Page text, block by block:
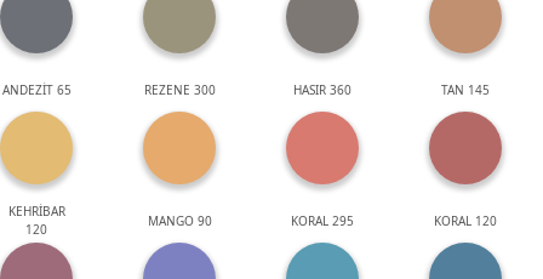
ANDEZİT 65 REZENE 300 HASIR 360 TAN 145
KEHRİBAR
120
MANGO 90 KORAL 295 KORAL 120